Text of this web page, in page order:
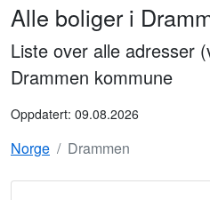
Alle boliger i
Liste over alle adresser
Drammen kommune
Oppdatert: 09.08.2026
Norge Drammen